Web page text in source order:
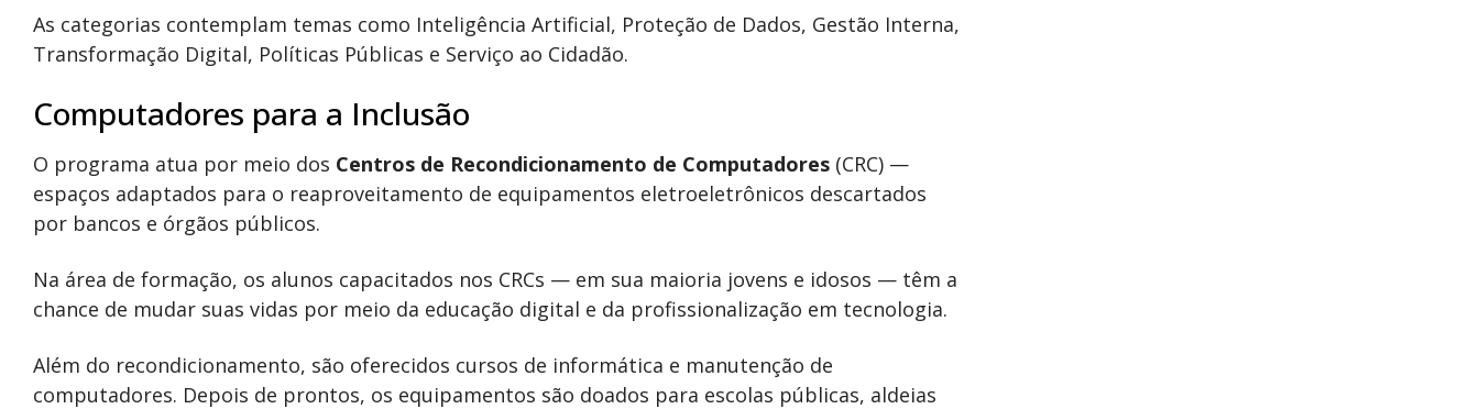
As categorias contemplam temas como Inteligência Artificial, Proteção de Dados, Gestão Interna,
Transformação Digital, Políticas Públicas e Serviço ao Cidadão.
Computadores para a Inclusão
O programa atua por meio dos Centros de Recondicionamento de Computadores (CRC) —
espaços adaptados para o reaproveitamento de equipamentos eletroeletrônicos descartados
por bancos e órgãos públicos.
Na área de formação, os alunos capacitados nos CRCs — em sua maioria jovens e idosos — têm a
chance de mudar suas vidas por meio da educação digital e da profissionalização em tecnologia.
Além do recondicionamento, são oferecidos cursos de informática e manutenção de
computadores. Depois de prontos, os equipamentos são doados para escolas públicas, aldeias